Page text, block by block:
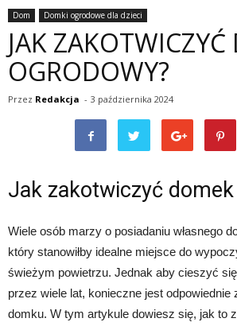
Dom Domki ogrodowe dla dzieci
JAK
OGRODOWY?
Przez Redakcja - 3 października 2024
Jak zakotwiczyć
Wiele osób marzy o posiadaniu własnego
który stanowiłby idealne miejsce do
świeżym powietrzu. Jednak aby cieszyć
przez wiele lat, konieczne jest odpowiednie
domku. W tym artykule dowiesz się, jak to